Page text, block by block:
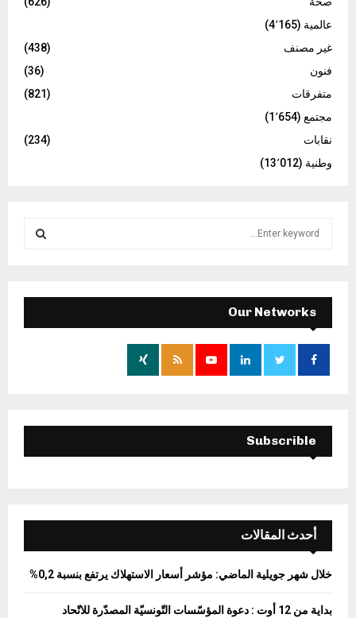
عالمية (4٬165)
غير مصنف
(438)
فنون
(36)
متفرقات
(821)
مجتمع (1٬654)
نقابات
(234)
وطنية (13٬012)
f
o
E
A
H
Our Networks
Subscrible
أحدث المقالات
خلال شهر جويلية الماضي: مؤشر أسعار الاستهلاك يرتفع بنسبة 0,2%
بداية من 12 أوت : دعوة المؤسّسات التّونسيّة المصدّرة للاتّحاد